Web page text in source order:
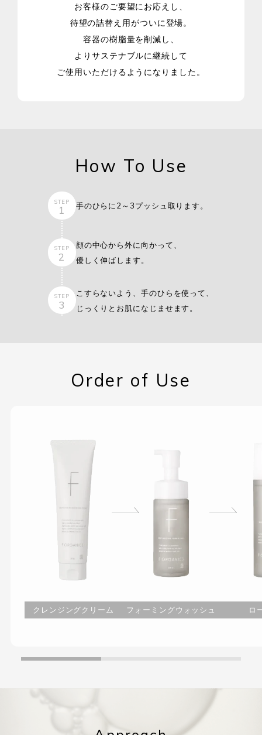
お客様のご要望にお応えし、
待望の詰替え用がついに登場。
容器の樹脂量を削減し、
よりサステナブルに継続して
ご使用いただけるようになりました。
How To Use
STEP
1 手のひらに2～3プッシュ取ります。
STEP
2
顔の中心から外に向かって、
優しく伸ばします。
STEP
3
こすらないよう、手のひらを使って、
じっくりとお肌になじませます。
Order of Use
クレンジングクリーム フォーミングウォッシュ ロ